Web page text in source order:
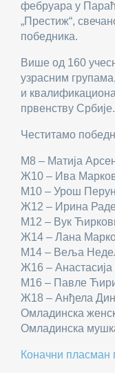
фебруара у
„Престиж“,
победника.
Више од 160
узрасним
и
првенству Србије.
Честитамо
М8 – Матија
Ж10 – Ива
М10 – Урош
Ж12 – Ирина
М12 – Вук
Ж14 – Лана
М14 – Веља
Ж16 –
М16 – Павле
Ж18 – Анђела
Омладинска
Омладинска
Коначни пласман